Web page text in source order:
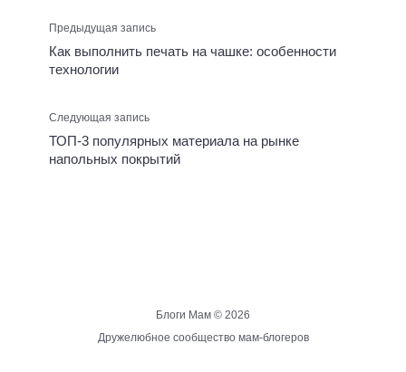
Предыдущая запись
Как выполнить печать на чашке: особенности
технологии
Следующая запись
ТОП-3 популярных материала на рынке
напольных покрытий
Блоги Мам © 2026
Дружелюбное сообщество мам-блогеров